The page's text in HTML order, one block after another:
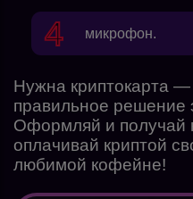
микрофон.
Нужна криптокарта
правильное решение
Оформляй и получай
оплачивай криптой
любимой кофейне!